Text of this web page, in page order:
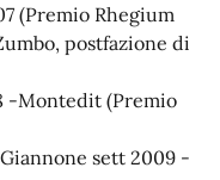
(Premio Rhegium
postfazione di
-Montedit (Premio
sett 2009 -